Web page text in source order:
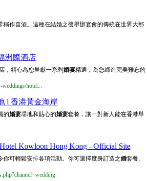
作喜酒。這種在結婚之後舉辦宴會的傳統在世界大部
洲際酒店
，精心為您呈獻一系列 婚宴精選，為您締造完美難忘的
weddings/hotel...
l 香港黃金海岸
的婚宴場地和貼心的婚宴套餐，讓一對新人能在香港舉
Kowloon Hong Kong - Official Site
可輕鬆安排各項活動。你可選擇度身訂造之婚套餐。